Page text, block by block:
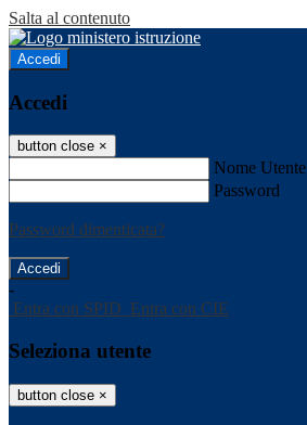
Salta al contenuto
Accedi
Accedi
button close ×
Nome Utente
Password
Password dimenticata?
-
Entra con SPID Entra con CIE
Seleziona utente
button close ×